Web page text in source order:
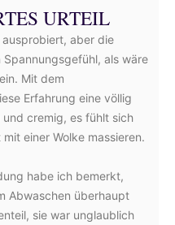
URTEIL
aber die
als wäre
Mit dem
Erfahrung eine völlig
cremig, es fühlt sich
einer Wolke massieren.
habe ich bemerkt,
Abwaschen überhaupt
sie war unglaublich